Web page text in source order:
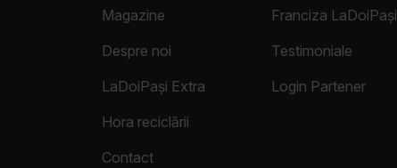
Magazine
Despre noi
LaDoiPași Extra
Hora reciclării
Contact
Franciza LaDoiPași
Testimoniale
Login Partener